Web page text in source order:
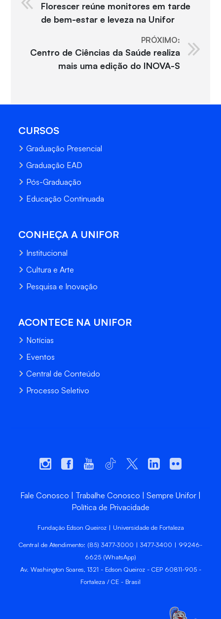
Florescer reúne monitores em tarde
de bem-estar e leveza na Unifor
PRÓXIMO:
Centro de Ciências da Saúde realiza
mais uma edição do INOVA-S
CURSOS
Graduação Presencial
Graduação EAD
Pós-Graduação
Educação Continuada
CONHEÇA A UNIFOR
Institucional
Cultura e Arte
Pesquisa e Inovação
ACONTECE NA UNIFOR
Notícias
Eventos
Central de Conteúdo
Processo Seletivo
Fale Conosco Trabalhe Conosco
Sempre Unifor
Política de Privacidade
Fundação Edson Queiroz | Universidade de Fortaleza
Central de Atendimento: (85) 3477-3000 | 3477-3400 | 99246-
6625 (WhatsApp)
Av. Washington Soares, 1321 - Edson Queiroz - CEP 60811-905 -
Fortaleza / CE - Brasil